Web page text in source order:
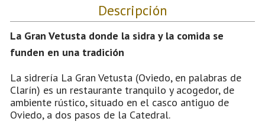
Descripción
La Gran Vetusta donde la sidra y la comida se
funden en una tradición
La sidrería La Gran Vetusta (Oviedo, en palabras de
Clarín) es un restaurante tranquilo y acogedor, de
ambiente rústico, situado en el casco antiguo de
Oviedo, a dos pasos de la Catedral.